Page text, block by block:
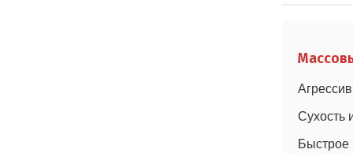
Сухость